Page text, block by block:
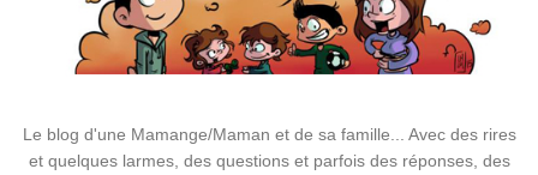
Le blog d'une Mamange/Maman et de sa famille... Avec des rires
et quelques larmes, des questions et parfois des réponses, des